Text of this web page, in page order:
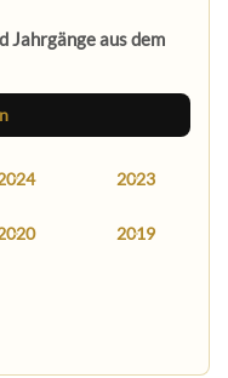
Jahrgänge aus dem
2023
2019